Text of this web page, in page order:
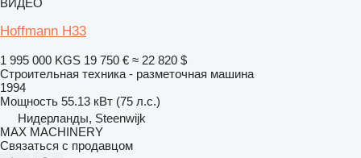
ВИДЕО
Hoffmann H33
1 995 000 KGS 19 750 € ≈ 22 820 $
Строительная техника - разметочная машина
1994
Мощность 55.13 кВт (75 л.с.)
Нидерланды, Steenwijk
MAX MACHINERY
Связаться с продавцом